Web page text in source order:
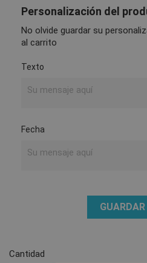
Personalización del
No olvide guardar su
al carrito
Texto
Fecha
Cantidad